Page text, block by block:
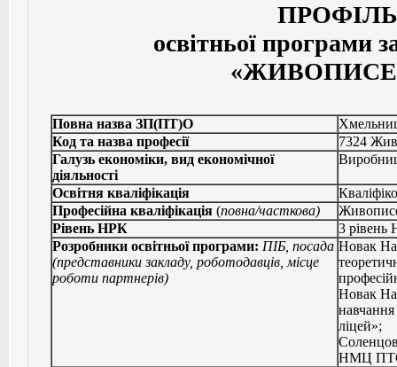
ПРОФІЛЬ
освітньої програми
Повна назва ЗП(ПТ)О
Код та назва професії
7324
Галузь економіки, вид економічної
діяльності
Освітня кваліфікація
Професійна кваліфікація (повна/часткова)
Рівень НРК
3 рівень
Розробники освітньої програми: ПІБ, посада
(представники закладу, роботодавців, місце
роботи партнерів)
Новак
Новак
ліцей»;
НМЦ ПТО